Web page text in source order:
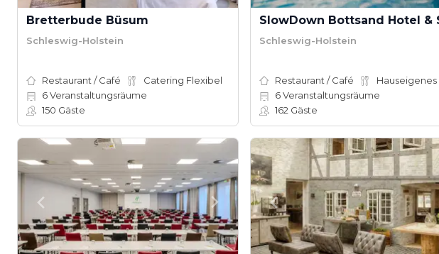
Bretterbude Büsum
Schleswig-Holstein
Restaurant / Café
Catering Flexibel
6Veranstaltungsräume
150 Gäste
SlowDown Bottsand Hotel &
Schleswig-Holstein
Restaurant / Café
6Veranstaltungsräume
162 Gäste